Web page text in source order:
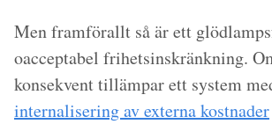
Men framförallt så är ett
oacceptabel frihetsinskränkning.
konsekvent tillämpar ett system
internalisering av externa kostnader